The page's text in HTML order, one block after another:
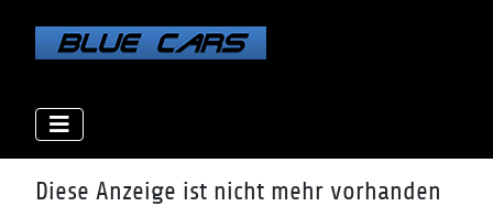
Diese Anzeige ist nicht mehr vorhanden